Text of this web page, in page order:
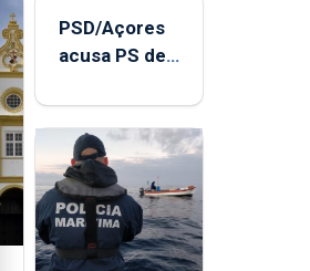
PSD/Açores
acusa PS de
contraditória"
sobre
evolução
turística